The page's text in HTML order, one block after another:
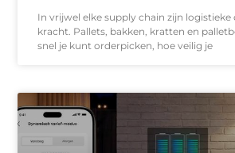
In vrijwel elke supply chain zijn logistieke
kracht. Pallets, bakken, kratten en
snel je kunt orderpicken, hoe veilig je